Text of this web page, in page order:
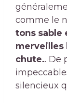
comme le
tons sable
merveilles
chute.. De
silencieux